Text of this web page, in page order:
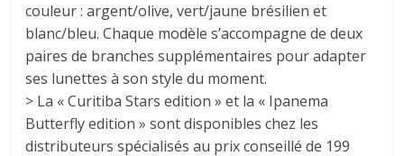
couleur : argent/olive, vert/jaune brésilien et
blanc/bleu. Chaque modèle s’accompagne de deux
paires de branches supplémentaires pour adapter
ses lunettes à son style du moment.
> La « Curitiba Stars edition » et la « Ipanema
Butterfly edition » sont disponibles chez les
distributeurs spécialisés au prix conseillé de 199